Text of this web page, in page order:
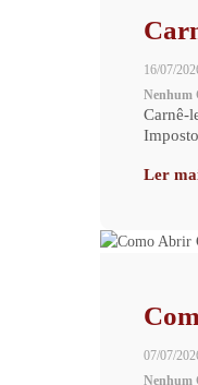
16/07/
Nenhum
Carnê-
Ler
07/07/
Nenhum